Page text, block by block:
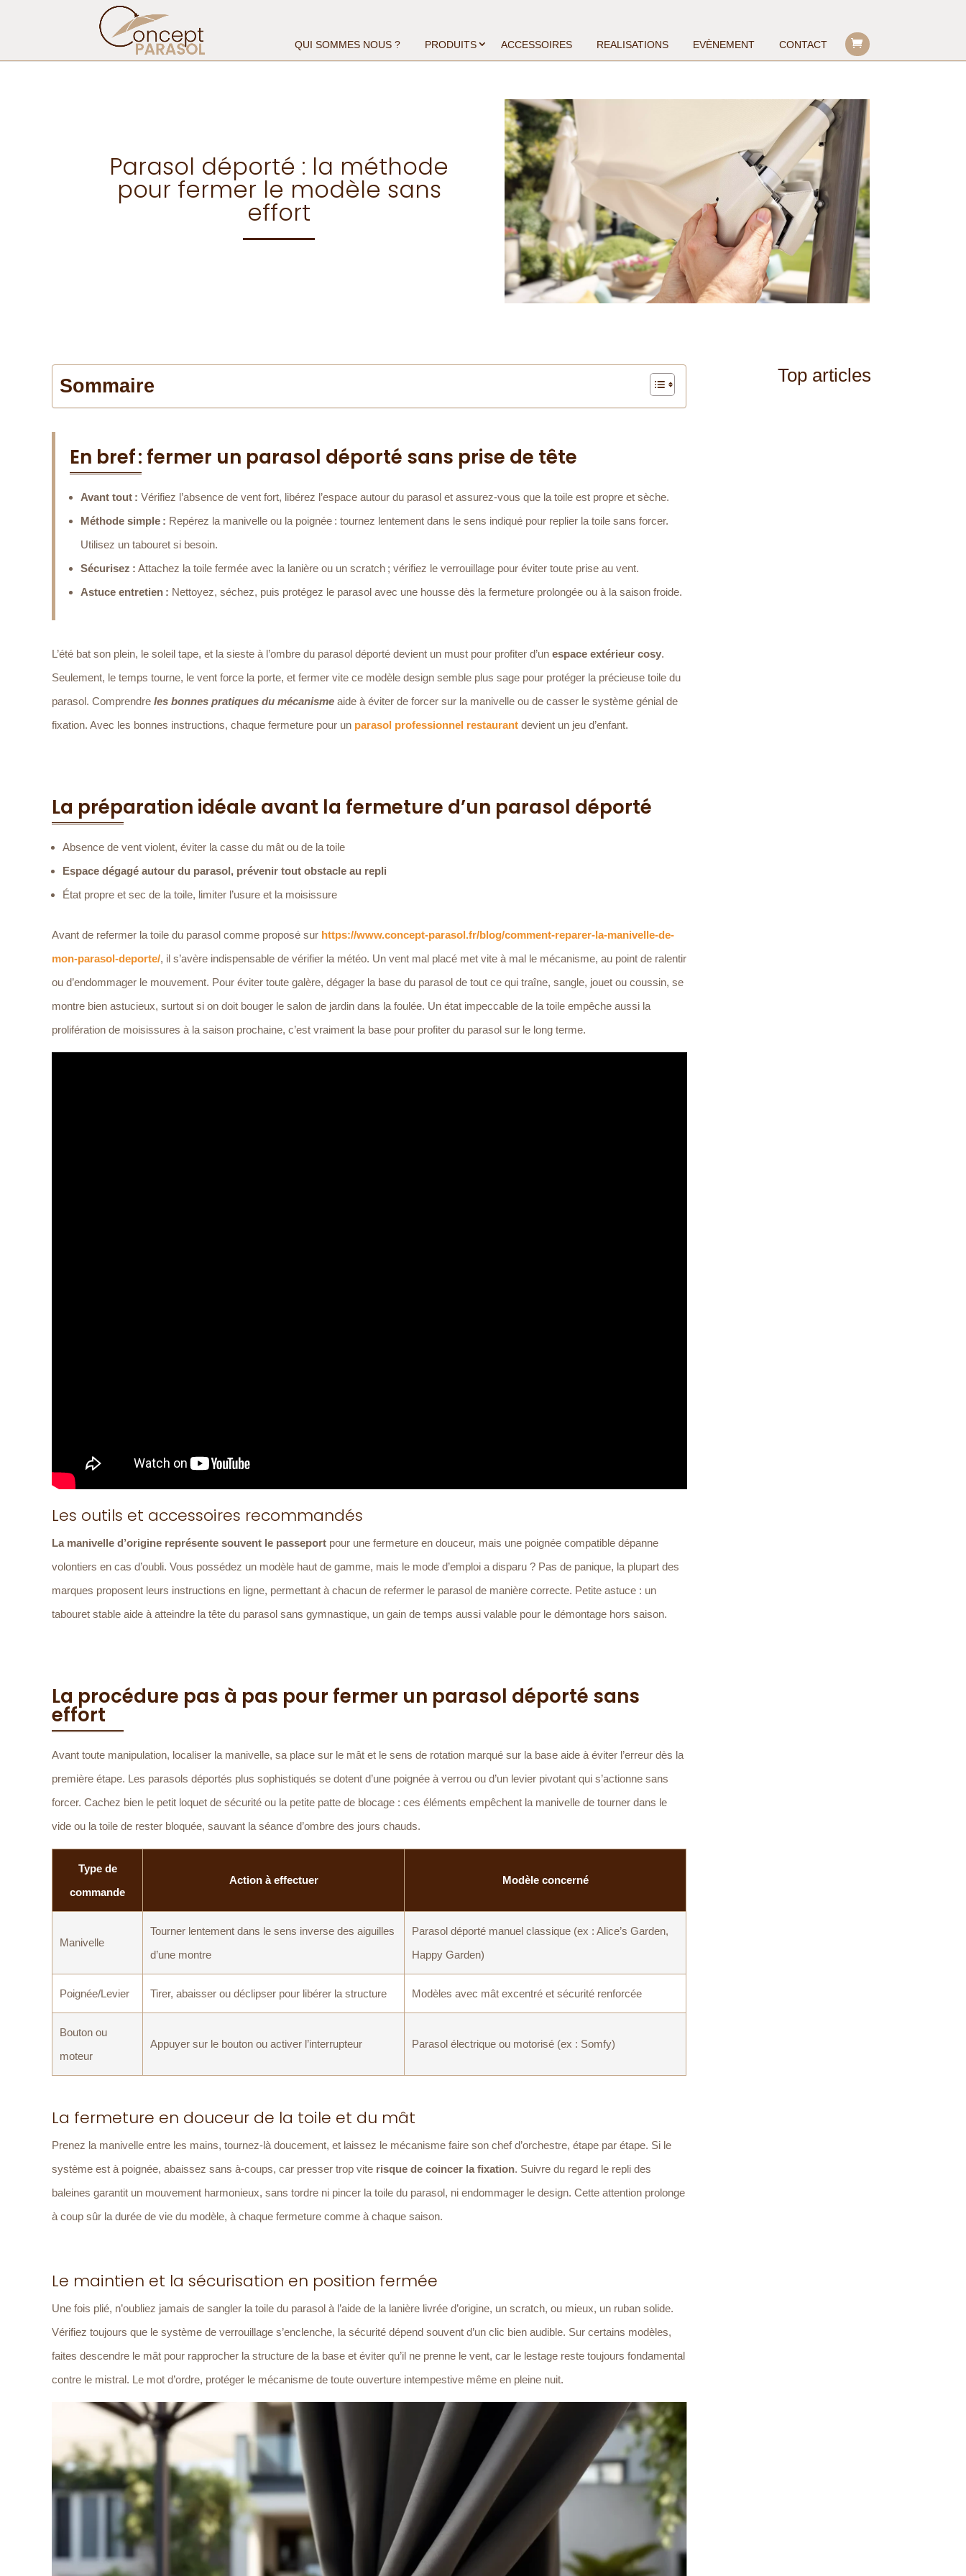
QUI SOMMES NOUS ? PRODUITS ACCESSOIRES REALISATIONS EVÈNEMENT CONTACT
Parasol déporté : la méthode
pour fermer le modèle sans
effort
Sommaire
En bref : fermer un parasol déporté sans prise de tête
Avant tout : Vérifiez l’absence de vent fort, libérez l’espace autour du parasol et assurez-vous que la toile est propre et sèche.
Méthode simple : Repérez la manivelle ou la poignée : tournez lentement dans le sens indiqué pour replier la toile sans forcer.
Utilisez un tabouret si besoin.
Sécurisez : Attachez la toile fermée avec la lanière ou un scratch ; vérifiez le verrouillage pour éviter toute prise au vent.
Astuce entretien : Nettoyez, séchez, puis protégez le parasol avec une housse dès la fermeture prolongée ou à la saison froide.
L’été bat son plein, le soleil tape, et la sieste à l’ombre du parasol déporté devient un must pour profiter d’un espace extérieur cosy.
Seulement, le temps tourne, le vent force la porte, et fermer vite ce modèle design semble plus sage pour protéger la précieuse toile du
parasol. Comprendre les bonnes pratiques du mécanisme aide à éviter de forcer sur la manivelle ou de casser le système génial de
fixation. Avec les bonnes instructions, chaque fermeture pour un parasol professionnel restaurant devient un jeu d’enfant.
La préparation idéale avant la fermeture d’un parasol déporté
Absence de vent violent, éviter la casse du mât ou de la toile
Espace dégagé autour du parasol, prévenir tout obstacle au repli
État propre et sec de la toile, limiter l’usure et la moisissure
Avant de refermer la toile du parasol comme proposé sur https://www.concept-parasol.fr/blog/comment-reparer-la-manivelle-de-
mon-parasol-deporte/, il s’avère indispensable de vérifier la météo. Un vent mal placé met vite à mal le mécanisme, au point de ralentir
ou d’endommager le mouvement. Pour éviter toute galère, dégager la base du parasol de tout ce qui traîne, sangle, jouet ou coussin, se
montre bien astucieux, surtout si on doit bouger le salon de jardin dans la foulée. Un état impeccable de la toile empêche aussi la
prolifération de moisissures à la saison prochaine, c’est vraiment la base pour profiter du parasol sur le long terme.
Les outils et accessoires recommandés
La manivelle d’origine représente souvent le passeport pour une fermeture en douceur, mais une poignée compatible dépanne
volontiers en cas d’oubli. Vous possédez un modèle haut de gamme, mais le mode d’emploi a disparu ? Pas de panique, la plupart des
marques proposent leurs instructions en ligne, permettant à chacun de refermer le parasol de manière correcte. Petite astuce : un
tabouret stable aide à atteindre la tête du parasol sans gymnastique, un gain de temps aussi valable pour le démontage hors saison.
La procédure pas à pas pour fermer un parasol déporté sans
effort
Avant toute manipulation, localiser la manivelle, sa place sur le mât et le sens de rotation marqué sur la base aide à éviter l’erreur dès la
première étape. Les parasols déportés plus sophistiqués se dotent d’une poignée à verrou ou d’un levier pivotant qui s’actionne sans
forcer. Cachez bien le petit loquet de sécurité ou la petite patte de blocage : ces éléments empêchent la manivelle de tourner dans le
vide ou la toile de rester bloquée, sauvant la séance d’ombre des jours chauds.
Type de
commande
Action à effectuer Modèle concerné
Manivelle
Tourner lentement dans le sens inverse des aiguilles
d’une montre
Parasol déporté manuel classique (ex : Alice’s Garden,
Happy Garden)
Poignée/Levier Tirer, abaisser ou déclipser pour libérer la structure Modèles avec mât excentré et sécurité renforcée
Bouton ou
moteur
Appuyer sur le bouton ou activer l’interrupteur Parasol électrique ou motorisé (ex : Somfy)
La fermeture en douceur de la toile et du mât
Prenez la manivelle entre les mains, tournez-là doucement, et laissez le mécanisme faire son chef d’orchestre, étape par étape. Si le
système est à poignée, abaissez sans à-coups, car presser trop vite risque de coincer la fixation. Suivre du regard le repli des
baleines garantit un mouvement harmonieux, sans tordre ni pincer la toile du parasol, ni endommager le design. Cette attention prolonge
à coup sûr la durée de vie du modèle, à chaque fermeture comme à chaque saison.
Le maintien et la sécurisation en position fermée
Une fois plié, n’oubliez jamais de sangler la toile du parasol à l’aide de la lanière livrée d’origine, un scratch, ou mieux, un ruban solide.
Vérifiez toujours que le système de verrouillage s’enclenche, la sécurité dépend souvent d’un clic bien audible. Sur certains modèles,
faites descendre le mât pour rapprocher la structure de la base et éviter qu’il ne prenne le vent, car le lestage reste toujours fondamental
contre le mistral. Le mot d’ordre, protéger le mécanisme de toute ouverture intempestive même en pleine nuit.
Top articles